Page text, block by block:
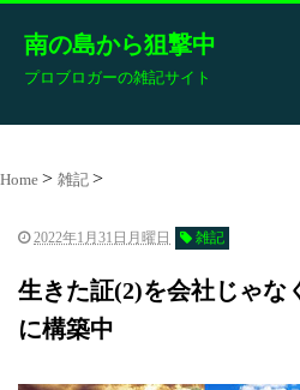
南の島から狙撃中
プロブロガーの雑記サイト
Home 雑記
2022年1月31日月曜日 雑記
生きた証(2)を会社じゃな
に構築中